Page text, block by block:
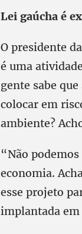
Lei gaúcha é
O presidente
é uma
gente sabe
colocar em
ambiente?
“Não
economia.
esse projeto
implantada